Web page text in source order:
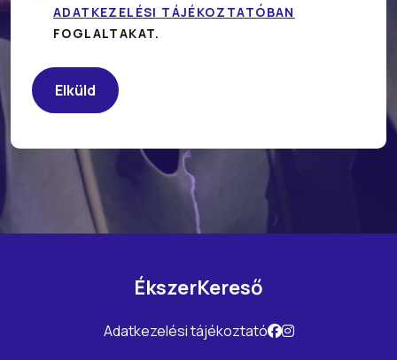
ADATKEZELÉSI TÁJÉKOZTATÓBAN
FOGLALTAKAT.
ÉkszerKereső
Adatkezelési tájékoztató